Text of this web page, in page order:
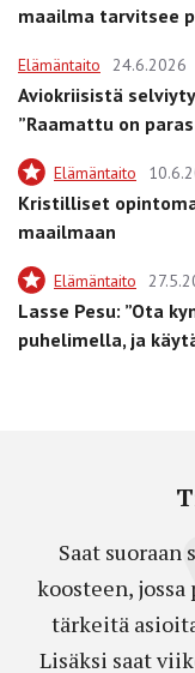
maailma tarvitsee
Elämäntaito 24.6.2026
Aviokriisistä
”Raamattu on
Elämäntaito
Kristilliset
maailmaan
Elämäntaito
Lasse Pesu: ”Ota
puhelimella, ja
Saat
koosteen,
tärkeitä
Lisäksi saat